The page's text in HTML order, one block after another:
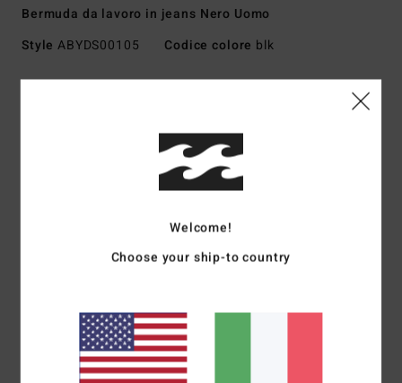
Bermuda da lavoro in jeans Nero Uomo
Style ABYDS00105 Codice colore blk
cotone (80%) e cotone riciclato (20%) [13,5 oz]
vestibilità rilassata
grandi tasche posteriori applicate
Tasca con asola portautensili
Due tasche frontali
Chiusura:chiusura con bottone
Patta:patta con cerniera
Cucitura esterna:cucitura esterna da 18", lunghezza
Welcome!
Choose your ship-to country